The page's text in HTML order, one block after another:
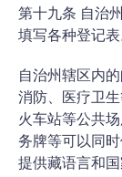
第十九条 自治
填写各种登记表
自治州辖区内
消防、医疗卫
火车站等公共
务牌等可以同
提供藏语言和